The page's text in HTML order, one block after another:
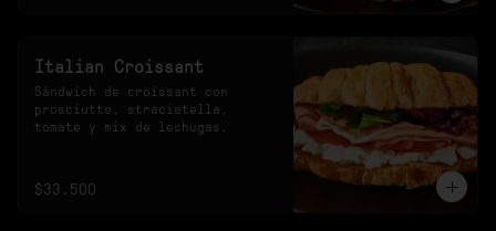
Italian Croissant
Sándwich de croissant con
prosciutto, straciatella,
tomate y mix de lechugas.
$33.500